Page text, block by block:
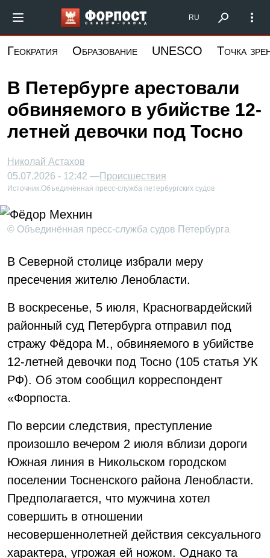
основному
Форпост Северо-Запад
RU
Геократия Образование UNESCO Точка
В Петербурге арестовали
обвиняемого в убийстве 12-
летней девочки под Тосно
Николай Астахов
05.07.2026 - 12:42 —Происшествия
Источник:Объединённая пресс-служба петербургских судов
© Объединённая пресс-служба судов Петербурга
В Северной столице избрали меру
пресечения жителю Ленобласти.
В воскресенье, 5 июля, Красногвардейский
районный суд Петербурга отправил под
стражу Фёдора М., обвиняемого в убийстве
12-летней девочки под Тосно (105 статья УК
РФ). Об этом сообщил корреспондент
«Форпоста.
По версии следствия, преступление
произошло вечером 2 июля вблизи дороги
Южная линия в Никольском городском
поселении Тосненского района Ленобласти.
Предполагается, что мужчина хотел
совершить в отношении
несовершеннолетней действия сексуального
характера, угрожая ей ножом. Однако та